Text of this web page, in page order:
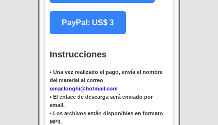
PayPal: US$ 3
Instrucciones
• Una vez realizado el pago, envía el nombre
del material al correo
omar.longhi@hotmail.com
• El enlace de descarga será enviado por
email.
• Los archivos están disponibles en formato
MP3.